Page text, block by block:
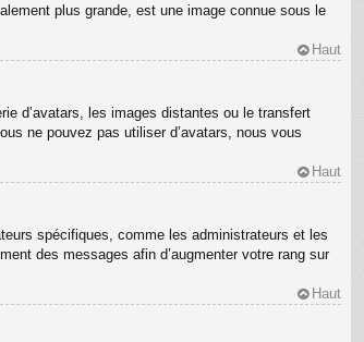
plus grande, est une image connue sous le
Haut
d’avatars, les images distantes ou le transfert
ne pouvez pas utiliser d’avatars, nous vous
Haut
spécifiques, comme les administrateurs et les
des messages afin d’augmenter votre rang sur
Haut